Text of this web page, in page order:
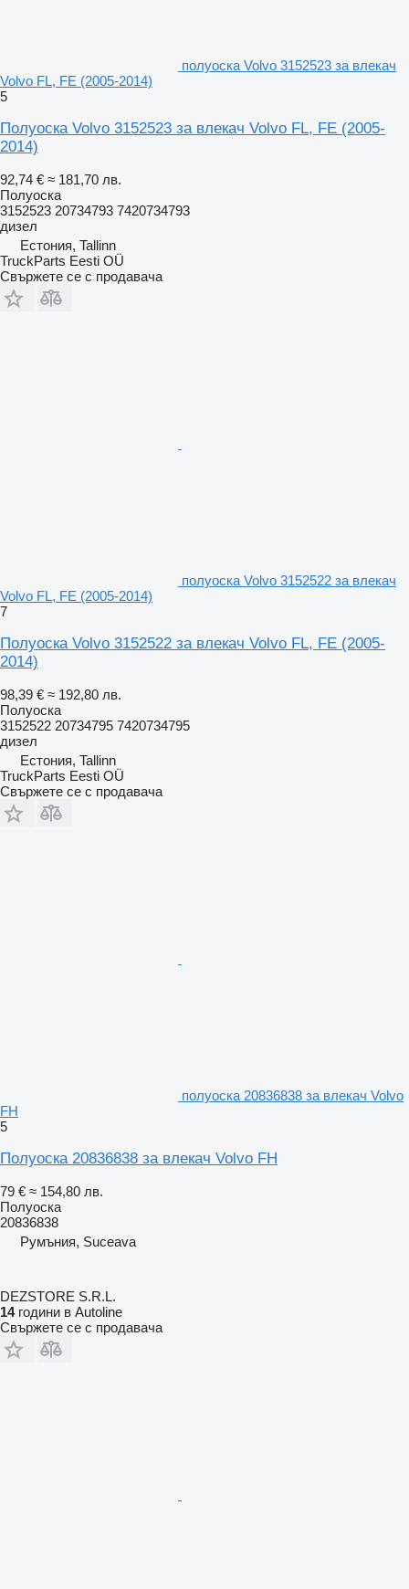
полуоска Volvo 3152523 за влекач
Volvo FL, FE (2005-2014)
5
Полуоска Volvo 3152523 за влекач Volvo FL, FE (2005-
2014)
92,74 € ≈ 181,70 лв.
Полуоска
3152523 20734793 7420734793
дизел
Естония, Tallinn
TruckParts Eesti OÜ
Свържете се с продавача
полуоска Volvo 3152522 за влекач
Volvo FL, FE (2005-2014)
7
Полуоска Volvo 3152522 за влекач Volvo FL, FE (2005-
2014)
98,39 € ≈ 192,80 лв.
Полуоска
3152522 20734795 7420734795
дизел
Естония, Tallinn
TruckParts Eesti OÜ
Свържете се с продавача
полуоска 20836838 за влекач Volvo
FH
5
Полуоска 20836838 за влекач Volvo FH
79 € ≈ 154,80 лв.
Полуоска
20836838
Румъния, Suceava
DEZSTORE S.R.L.
14години в Autoline
Свържете се с продавача